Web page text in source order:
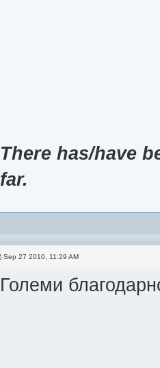
There has/have
far.
Sep 27 2010, 11:29 AM
Големи